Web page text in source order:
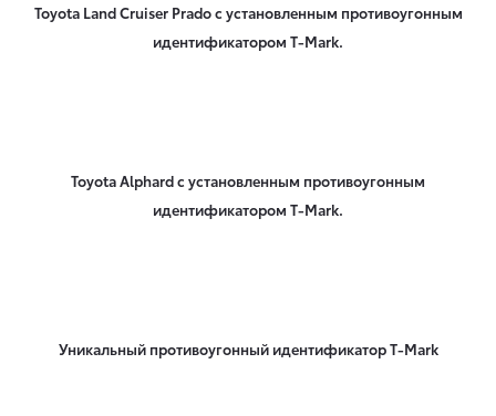
Toyota Land Cruiser Prado с установленным противоугонным
идентификатором T-Mark.
Toyota Alphard с установленным противоугонным
идентификатором T-Mark.
Уникальный противоугонный идентификатор T-Mark